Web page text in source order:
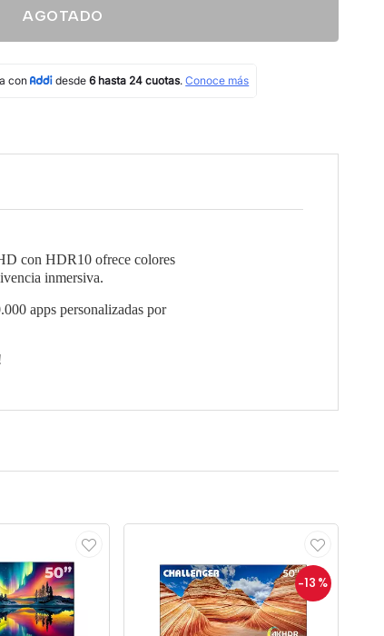
AGOTADO
con HDR10 ofrece colores
inmersiva.
apps personalizadas por
-13 %